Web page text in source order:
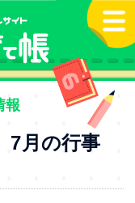
報
月の行事